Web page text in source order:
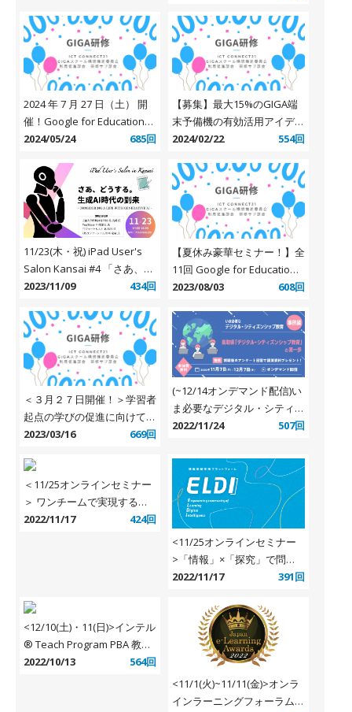
2024 年 7 月 27 日（土） 開
催！Google for Education
GIGA 第 2 期！これからの学
家 3 人のぶっちゃけトーク
【第 2 弾】 ～有識者と考え
る GIGA スクール構想第 2 期
セミナー～
2024/05/24 685回
【募集】最大15%のGIGA端
末予備機の有効活用アイデア
を募集します
2024/02/22 554回
11/23(木・祝) iPad User's
Salon Kansai #4 「さあ、ど
うする。 生成AI時代の到
2023/11/09 434回
【夏休み豪華セミナー！】全
11回 Google for Education
『Teach with Chrome 2023
めの Google for Education
講座〜』
2023/08/03 608回
＜３月２７日開催！＞学習者
起点の学びの促進に向けて
第５回「学習者起点の学びを
を具現化させよう ～飲食ア
ルコール自由～」
2023/03/16 669回
(~12/14オンデマンド配信)い
ま必要なデジタル・シティズ
ンシップ教育【事例編】東洋
2022/11/24 507回
＜11/25オンラインセミナー
＞ ワンチームで実現する
GIGA スクール セミナー ～
2022/11/17
424回
<11/25オンラインセミナー
>「情報」×「探究」で問題
解決！”（ライフイズテック
2022/11/17 391回
<12/10(土)・11(日)>インテル
® Teach Program PBA 教員
研修受講者募集のお知らせ
2022/10/13
564回
<11/1(火)~11/11(金)>オンラ
インラーニングフォーラム